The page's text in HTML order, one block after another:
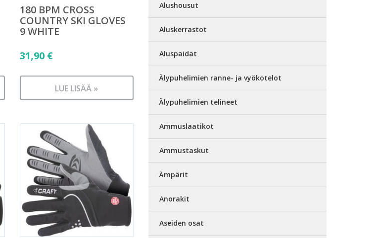
180 BPM CROSS
COUNTRY SKI GLOVES
9 WHITE
31,90 €
LUE LISÄÄ »
Alushousut
Aluskerrastot
Aluspaidat
Älypuhelimien ranne- ja vyökotelot
Älypuhelimien telineet
Ammuslaatikot
Ammustaskut
Ämpärit
Anorakit
Aseiden osat